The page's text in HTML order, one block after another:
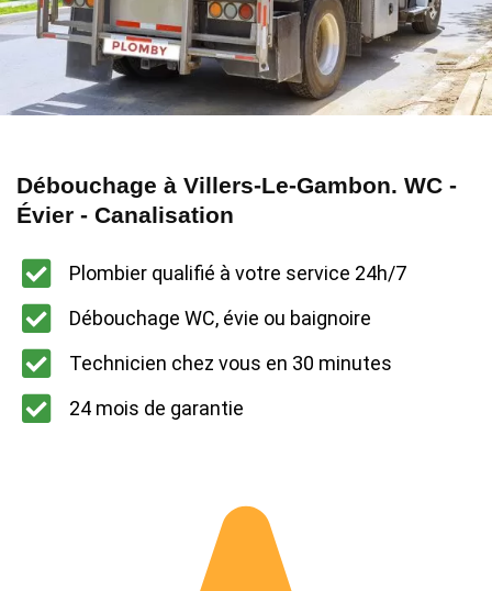
Débouchage à Villers-Le-Gambon. WC -
Évier - Canalisation
Plombier qualifié à votre service 24h/7
Débouchage WC, évie ou baignoire
Technicien chez vous en 30 minutes
24 mois de garantie